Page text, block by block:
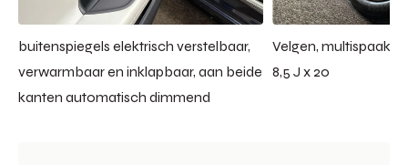
buitenspiegels elektrisch verstelbaar,
verwarmbaar en inklapbaar, aan beide
kanten automatisch dimmend
Velgen, multispaak
8,5 J x 20